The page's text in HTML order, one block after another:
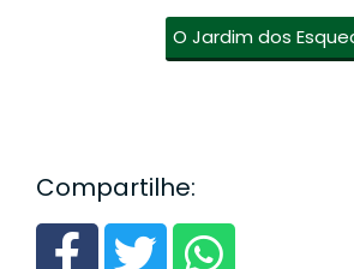
O Jardim dos
Compartilhe: